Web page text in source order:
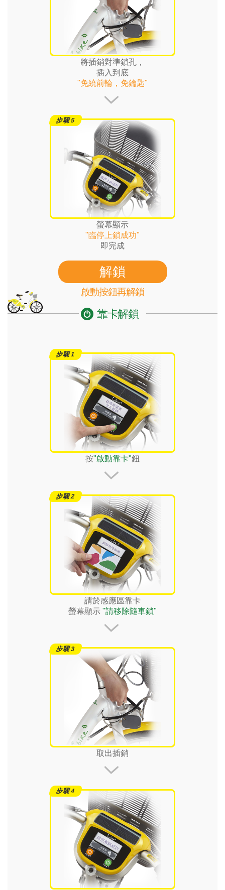
將插銷對準鎖孔，
插入到底
"免繞前輪，免鑰匙"
螢幕顯示
"臨停上鎖成功"
即完成
解鎖
啟動按鈕再解鎖
靠卡解鎖
按"啟動靠卡"鈕
請於感應區靠卡
螢幕顯示 "請移除隨車鎖"
取出插銷